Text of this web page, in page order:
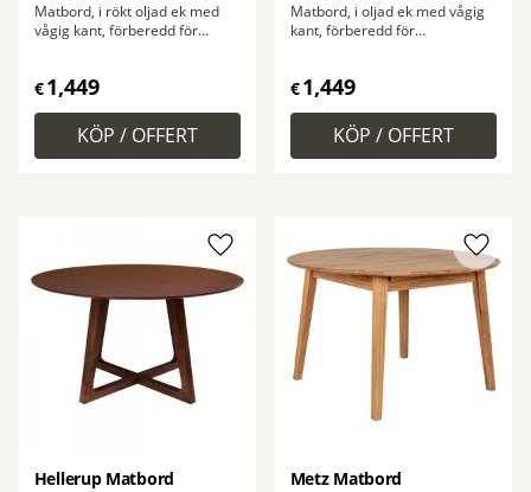
Matbord, i rökt oljad ek med
vågig kant, förberedd för
€1,449
Matbord, i oljad ek med vågig
kant, förberedd för
€1,449
Hellerup Matbord
Lägg till i favoriter
Metz Matbord
Lägg